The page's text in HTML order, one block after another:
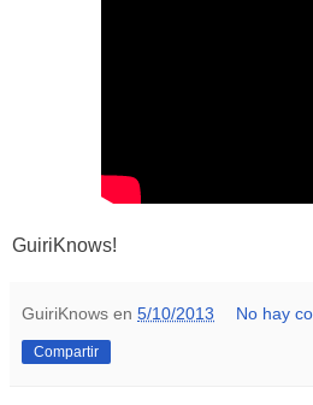
GuiriKnows!
GuiriKnows en 5/10/2013 No hay
Compartir